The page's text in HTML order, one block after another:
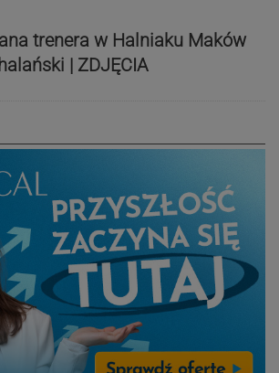
trenera w Halniaku Maków
| ZDJĘCIA